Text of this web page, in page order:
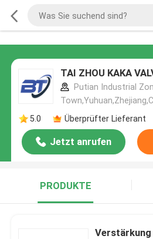
TAI ZHOU KAKA
Putian Industrial
5.0
Überprüfter Lieferant
Jetzt anrufen
PRODUKTE
Verstärkung